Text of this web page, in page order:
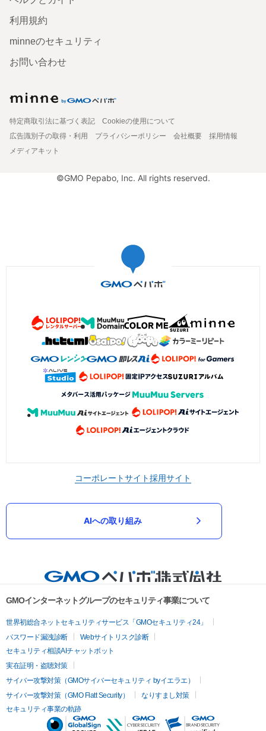
利用規約
minneのセキュリティ
お問い合わせ
特定商取引法に基づく表記
Cookieの使用について
広告識別子の取得・利用
プライバシーポリシー 会社概要
採用情報
メディアキット
©GMO Pepabo, Inc. All rights reserved.
コーポレートサイト採用サイト
AIへの取り組み
GMOインターネットグループのセキュリティ事業について
世界初総合ネットセキュリティサービス「GMOセキュリティ24」
パスワード漏洩診断
Webサイトリスク診断
セキュリティ相談AIチャットボット
実在証明・盗聴対策
サイバー攻撃対策（GMOサイバーセキュリティ byイエラエ）
サイバー攻撃対策（GMO Flatt Security）
なりすまし対策
セキュリティ事業の軌跡